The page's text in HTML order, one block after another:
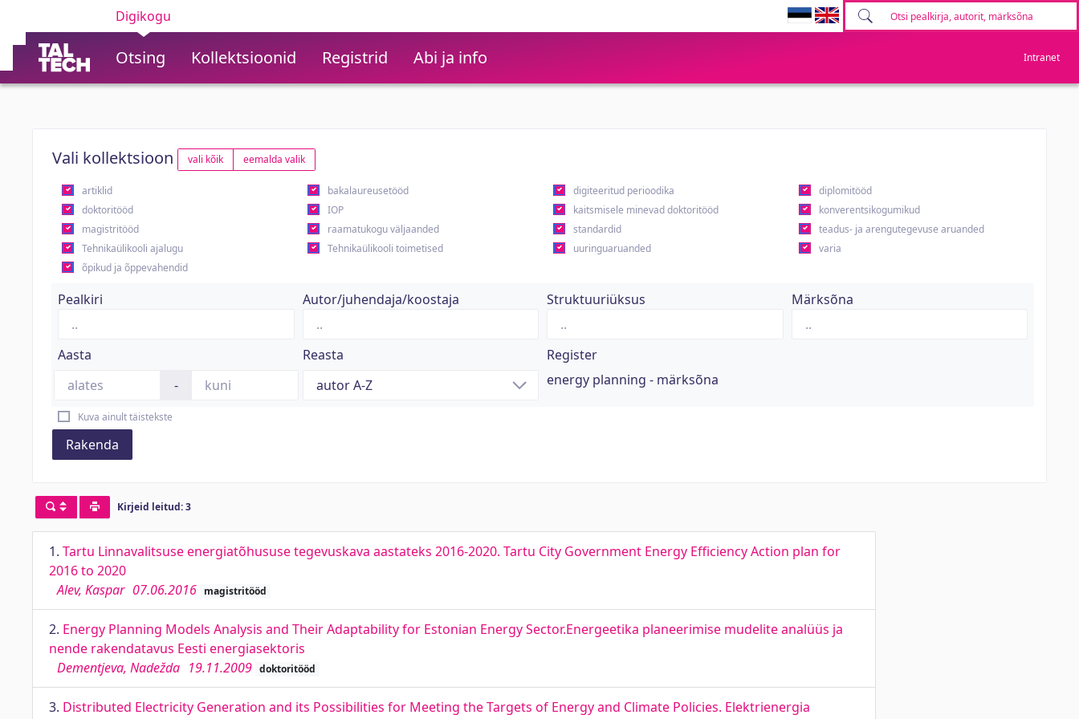
Digikogu
Otsing Kollektsioonid Registrid Abi ja info Intranet
Vali kollektsioon vali kõik eemalda valik
artiklid bakalaureusetööd digiteeritud perioodika
diplomitööd
doktoritööd
IOP kaitsmisele minevad doktoritööd
konverentsikogumikud
magistritööd
raamatukogu väljaanded standardid
teadus- ja arengutegevuse aruanded
Tehnikaülikooli ajalugu
Tehnikaülikooli toimetised uuringuaruanded
varia
õpikud ja õppevahendid
Pealkiri Autor/juhendaja/koostaja Struktuuriüksus Märksõna
Aasta
-
Reasta
Register
energy planning - märksõna
Kuva ainult täistekste
Rakenda
Kirjeid leitud: 3
1. Tartu Linnavalitsuse energiatõhususe tegevuskava aastateks 2016-2020. Tartu City Government Energy Efficiency Action plan for
2016 to 2020
Alev, Kaspar 07.06.2016 magistritööd
2. Energy Planning Models Analysis and Their Adaptability for Estonian Energy Sector.Energeetika planeerimise mudelite analüüs ja
nende rakendatavus Eesti energiasektoris
Dementjeva, Nadežda 19.11.2009 doktoritööd
3. Distributed Electricity Generation and its Possibilities for Meeting the Targets of Energy and Climate Policies. Elektrienergia